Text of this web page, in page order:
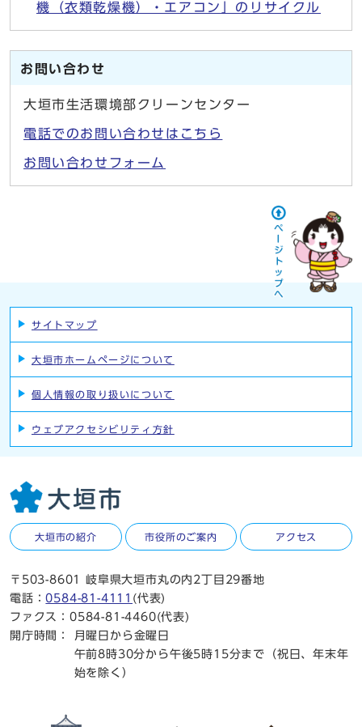
機（衣類乾燥機）・エアコン」のリサイクル
お問い合わせ
大垣市生活環境部クリーンセンター
電話でのお問い合わせはこちら
お問い合わせフォーム
サイトマップ
大垣市ホームページについて
個人情報の取り扱いについて
ウェブアクセシビリティ方針
大垣市の紹介 市役所のご案内 アクセス
〒503-8601 岐阜県大垣市丸の内2丁目29番地
電話：0584-81-4111 (代表)
ファクス：0584-81-4460(代表)
開庁時間：
月曜日から金曜日
午前8時30分から午後5時15分まで（祝日、年末年
始を除く）